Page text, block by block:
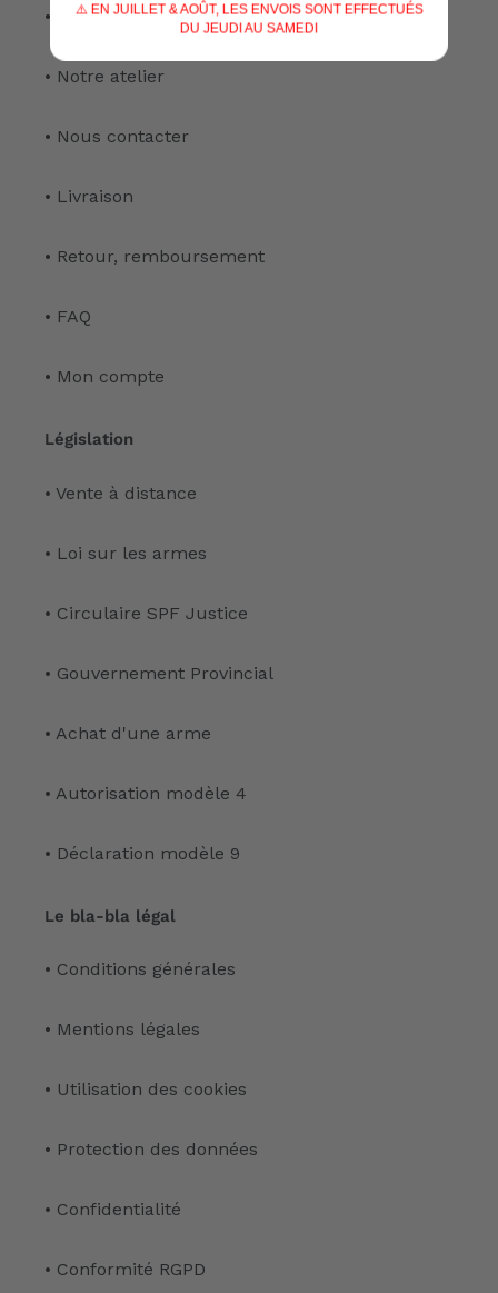
• Nos services
• Notre atelier
• Nous contacter
• Livraison
• Retour, remboursement
• FAQ
• Mon compte
Législation
• Vente à distance
• Loi sur les armes
• Circulaire SPF Justice
• Gouvernement Provincial
• Achat d'une arme
• Autorisation modèle 4
• Déclaration modèle 9
Le bla-bla légal
• Conditions générales
• Mentions légales
• Utilisation des cookies
• Protection des données
• Confidentialité
• Conformité RGPD
⚠️ EN JUILLET & AOÛT, LES ENVOIS SONT EFFECTUÉS
DU JEUDI AU SAMEDI